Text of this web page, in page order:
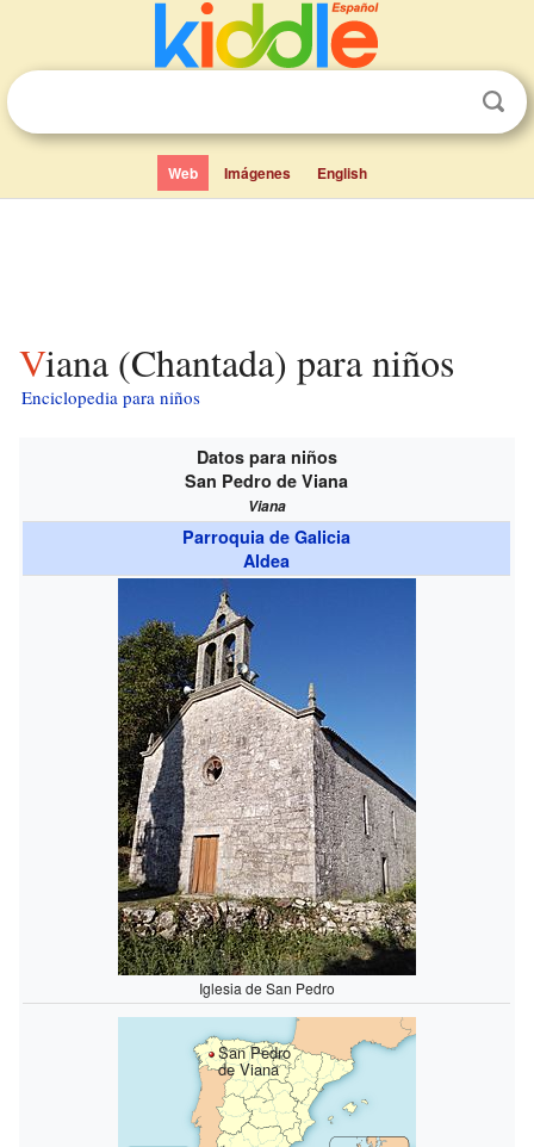
Web Imágenes English
Viana (Chantada) para niños
Enciclopedia para niños
Datos para niños
San Pedro de Viana
Viana
Parroquia de Galicia
Aldea
Iglesia de San Pedro
San Pedro
de Viana